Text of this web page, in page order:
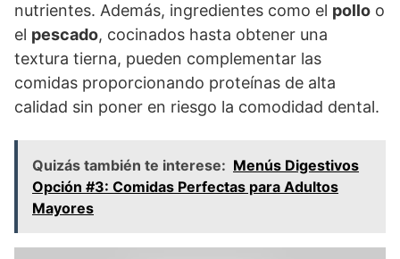
nutrientes. Además, ingredientes como el pollo o
el pescado, cocinados hasta obtener una
textura tierna, pueden complementar las
comidas proporcionando proteínas de alta
calidad sin poner en riesgo la comodidad dental.
Quizás también te interese: Menús Digestivos
Opción #3: Comidas Perfectas para Adultos
Mayores